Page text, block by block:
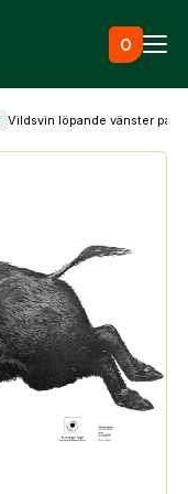
0
Vildsvin löpande vänster